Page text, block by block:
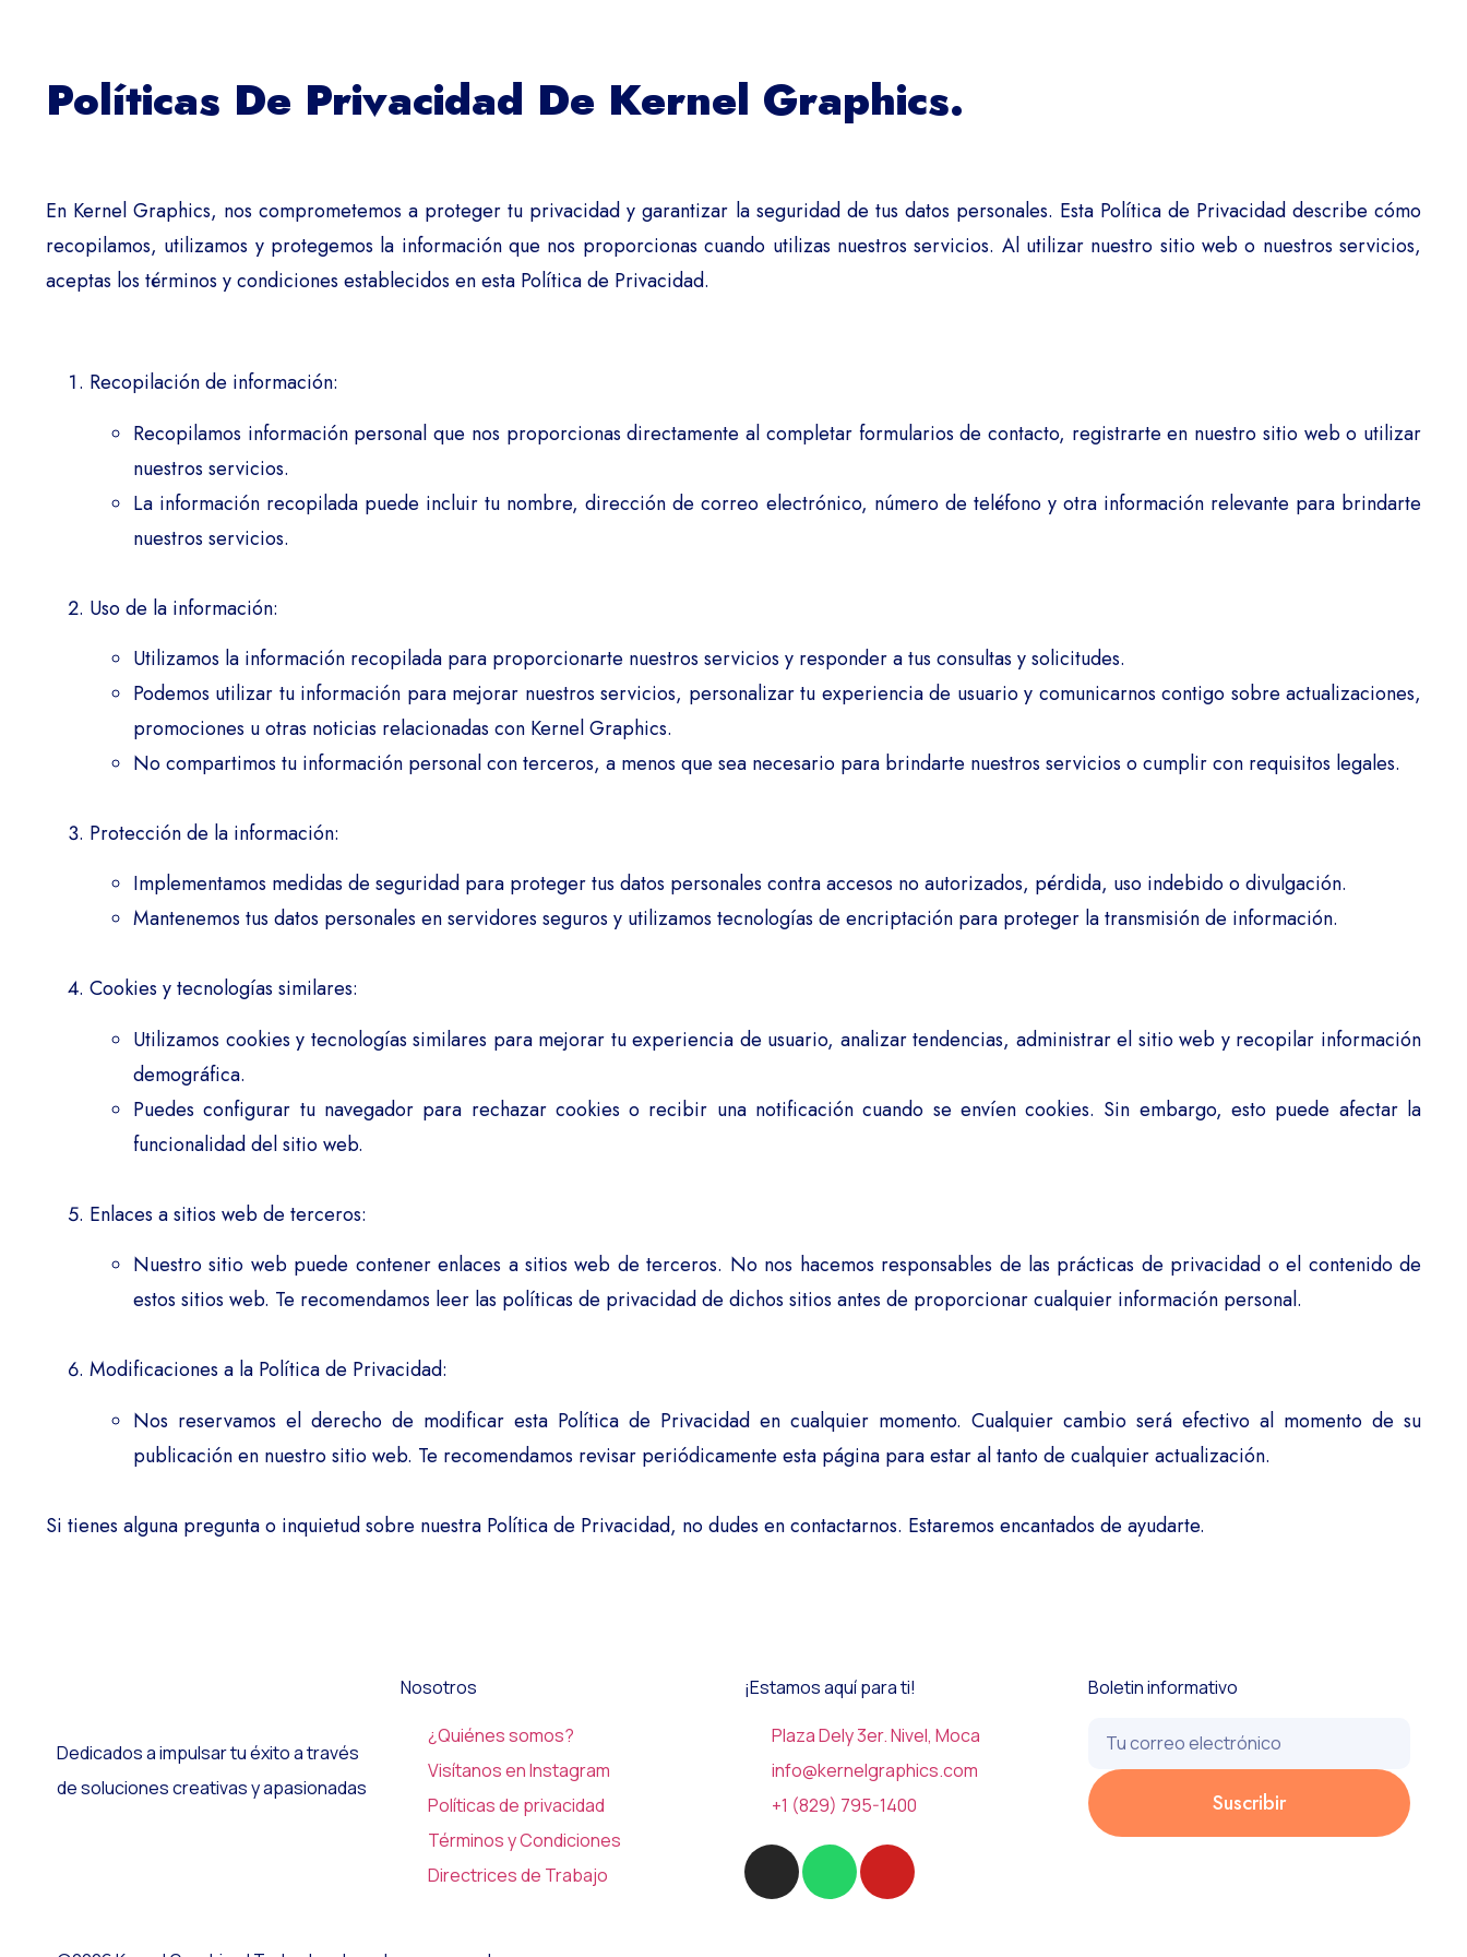
Políticas De Privacidad De Kernel Graphics.
En Kernel Graphics, nos comprometemos a proteger tu privacidad y garantizar la seguridad de tus datos personales. Esta Política de Privacidad describe cómo
recopilamos, utilizamos y protegemos la información que nos proporcionas cuando utilizas nuestros servicios. Al utilizar nuestro sitio web o nuestros servicios,
aceptas los términos y condiciones establecidos en esta Política de Privacidad.
Recopilación de información:
Recopilamos información personal que nos proporcionas directamente al completar formularios de contacto, registrarte en nuestro sitio web o utilizar
nuestros servicios.
La información recopilada puede incluir tu nombre, dirección de correo electrónico, número de teléfono y otra información relevante para brindarte
nuestros servicios.
Uso de la información:
Utilizamos la información recopilada para proporcionarte nuestros servicios y responder a tus consultas y solicitudes.
Podemos utilizar tu información para mejorar nuestros servicios, personalizar tu experiencia de usuario y comunicarnos contigo sobre actualizaciones,
promociones u otras noticias relacionadas con Kernel Graphics.
No compartimos tu información personal con terceros, a menos que sea necesario para brindarte nuestros servicios o cumplir con requisitos legales.
Protección de la información:
Implementamos medidas de seguridad para proteger tus datos personales contra accesos no autorizados, pérdida, uso indebido o divulgación.
Mantenemos tus datos personales en servidores seguros y utilizamos tecnologías de encriptación para proteger la transmisión de información.
Cookies y tecnologías similares:
Utilizamos cookies y tecnologías similares para mejorar tu experiencia de usuario, analizar tendencias, administrar el sitio web y recopilar información
demográfica.
Puedes configurar tu navegador para rechazar cookies o recibir una notificación cuando se envíen cookies. Sin embargo, esto puede afectar la
funcionalidad del sitio web.
Enlaces a sitios web de terceros:
Nuestro sitio web puede contener enlaces a sitios web de terceros. No nos hacemos responsables de las prácticas de privacidad o el contenido de
estos sitios web. Te recomendamos leer las políticas de privacidad de dichos sitios antes de proporcionar cualquier información personal.
Modificaciones a la Política de Privacidad:
Nos reservamos el derecho de modificar esta Política de Privacidad en cualquier momento. Cualquier cambio será efectivo al momento de su
publicación en nuestro sitio web. Te recomendamos revisar periódicamente esta página para estar al tanto de cualquier actualización.
Si tienes alguna pregunta o inquietud sobre nuestra Política de Privacidad, no dudes en contactarnos. Estaremos encantados de ayudarte.
Dedicados a impulsar tu éxito a través
de soluciones creativas y apasionadas
Nosotros
¿Quiénes somos?
Visítanos en Instagram
Políticas de privacidad
Términos y Condiciones
Directrices de Trabajo
¡Estamos aquí para ti!
Plaza Dely 3er. Nivel, Moca
info@kernelgraphics.com
+1 (829) 795-1400
Boletin informativo
Suscribir